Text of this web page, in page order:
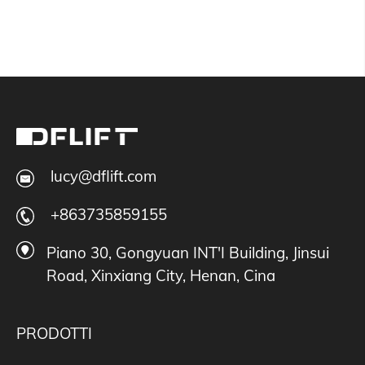
lucy@dflift.com
+863735859155
Piano 30, Gongyuan INT'I Building, Jinsui
Road, Xinxiang City, Henan, Cina
PRODOTTI